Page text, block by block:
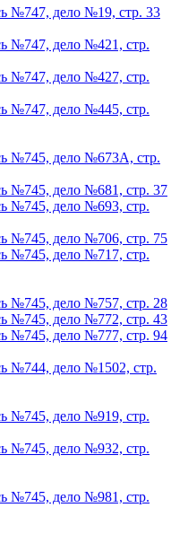
№747, дело №19, стр. 33
№747, дело №421, стр.
№747, дело №427, стр.
№747, дело №445, стр.
№745, дело №673А, стр.
№745, дело №681, стр. 37
№745, дело №693, стр.
№745, дело №706, стр. 75
№745, дело №717, стр.
№745, дело №757, стр. 28
№745, дело №772, стр. 43
№745, дело №777, стр. 94
№744, дело №1502, стр.
№745, дело №919, стр.
№745, дело №932, стр.
№745, дело №981, стр.